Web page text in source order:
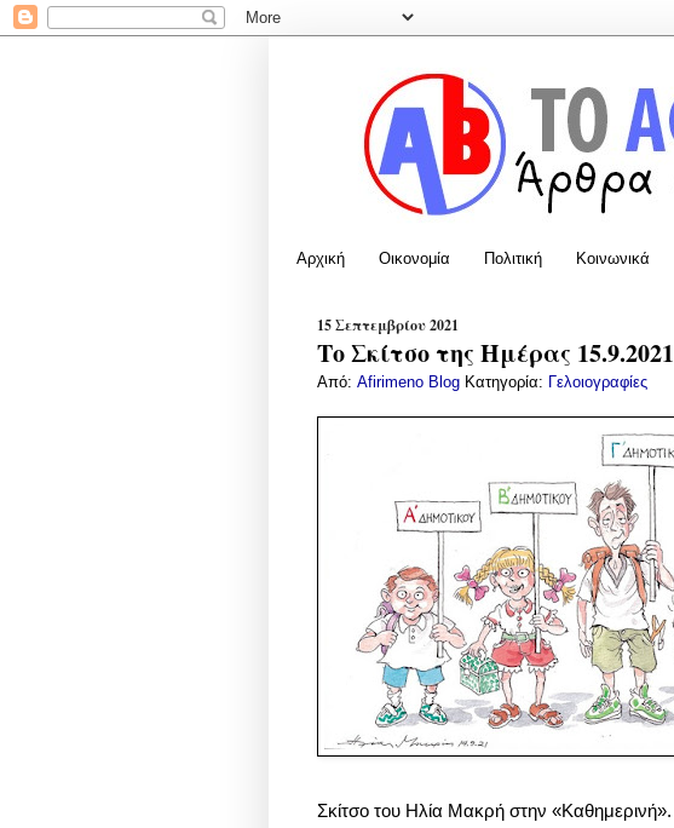
Αρχική Οικονομία Πολιτική Κοινωνικά
15 Σεπτεμβρίου 2021
Το Σκίτσο της Ημέρας 15.9.2021
Από: Afirimeno Blog Κατηγορία: Γελοιογραφίες
Σκίτσο του Ηλία Μακρή στην «Καθημερινή».